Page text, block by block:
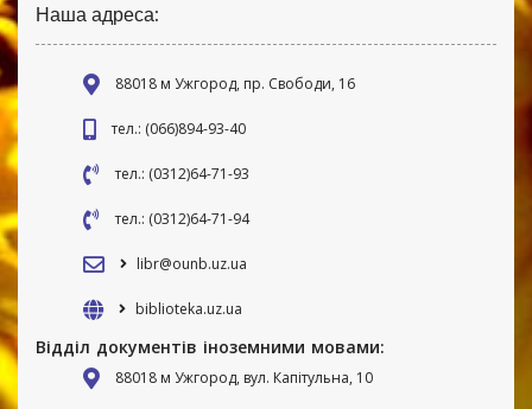
Наша адреса:
88018 м Ужгород, пр. Свободи, 16
тел.: (066)894-93-40
тел.: (0312)64-71-93
тел.: (0312)64-71-94
libr@ounb.uz.ua
biblioteka.uz.ua
Відділ документів іноземними мовами:
88018 м Ужгород, вул. Капітульна, 10